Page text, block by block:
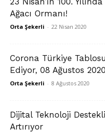
Ağacı Ormanı!
Orta Şekerli - 22 Nisan 2020
Corona Türkiye
Ediyor, 08 Ağustos 2020
Orta Şekerli - 8 Ağustos 2020
Dijital Teknoloji
Artırıyor